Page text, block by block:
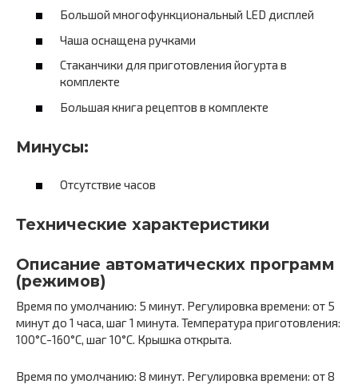
Большой многофункциональный LED дисплей
Чаша оснащена ручками
Стаканчики для приготовления йогурта в
комплекте
Большая книга рецептов в комплекте
Минусы:
Отсутствие часов
Технические характеристики
Описание автоматических программ
(режимов)
Время по умолчанию: 5 минут. Регулировка времени: от 5
минут до 1 часа, шаг 1 минута. Температура приготовления:
100°С-160°С, шаг 10°С. Крышка открыта.
Время по умолчанию: 8 минут. Регулировка времени: от 8